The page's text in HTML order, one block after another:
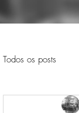
Todos os posts